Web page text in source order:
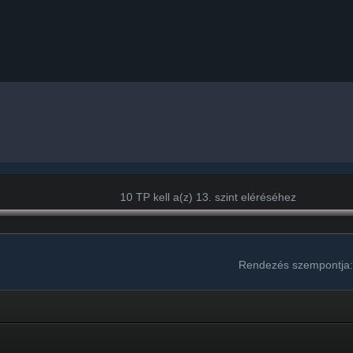
10 TP kell a(z) 13. szint eléréséhez
Rendezés szempontja: